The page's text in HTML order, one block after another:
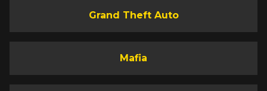
Grand Theft Auto
Mafia